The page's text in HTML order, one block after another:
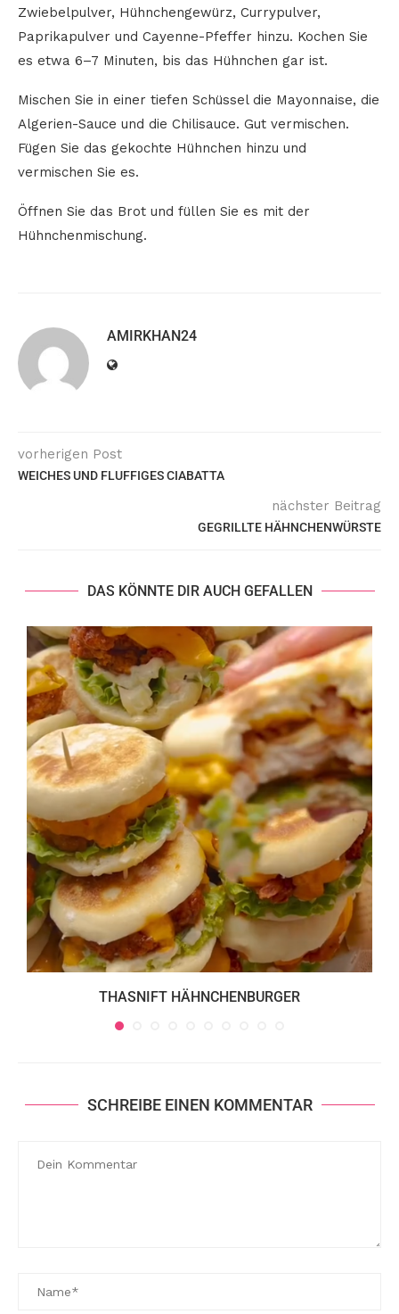
Zwiebelpulver, Hühnchengewürz, Currypulver,
Paprikapulver und Cayenne-Pfeffer hinzu. Kochen Sie
es etwa 6–7 Minuten, bis das Hühnchen gar ist.
Mischen Sie in einer tiefen Schüssel die Mayonnaise, die
Algerien-Sauce und die Chilisauce. Gut vermischen.
Fügen Sie das gekochte Hühnchen hinzu und
vermischen Sie es.
Öffnen Sie das Brot und füllen Sie es mit der
Hühnchenmischung.
AMIRKHAN24
vorherigen Post
WEICHES UND FLUFFIGES CIABATTA
nächster Beitrag
GEGRILLTE HÄHNCHENWÜRSTE
DAS KÖNNTE DIR AUCH GEFALLEN
THASNIFT HÄHNCHENBURGER
SCHREIBE EINEN KOMMENTAR